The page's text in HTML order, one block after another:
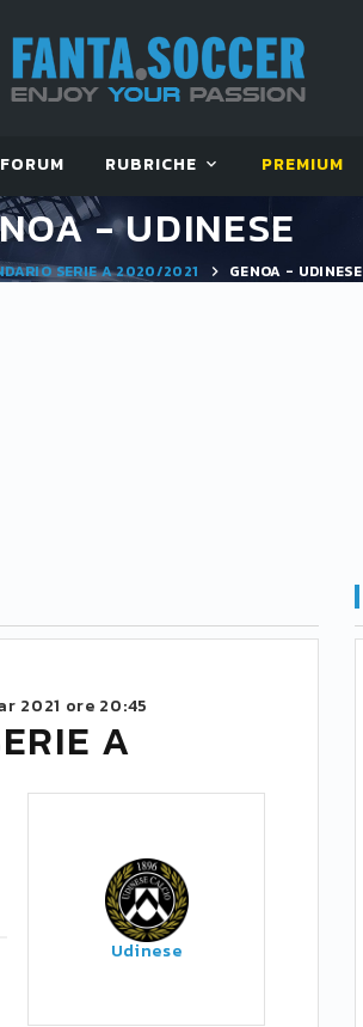
FORUM RUBRICHE PREMIUM
- UDINESE
SERIE A 2020/2021 GENOA - UDINESE
2021 ore 20:45
A
Udinese